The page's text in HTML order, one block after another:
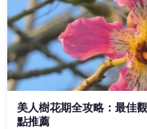
美人樹花期全攻略：最佳
點推薦